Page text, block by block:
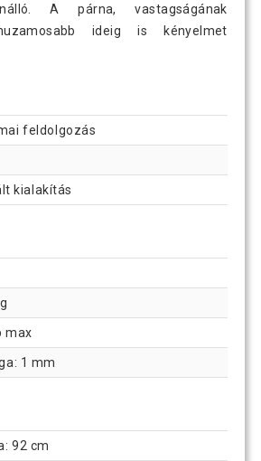
A párna, vastagságának
ideig is kényelmet
feldolgozás
kialakítás
max
1 mm
92 cm